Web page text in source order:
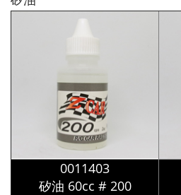
0011403
矽油 60cc # 200